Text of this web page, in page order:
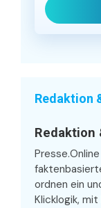
Redaktion
Redaktion
ordnen ein
Klicklogik,